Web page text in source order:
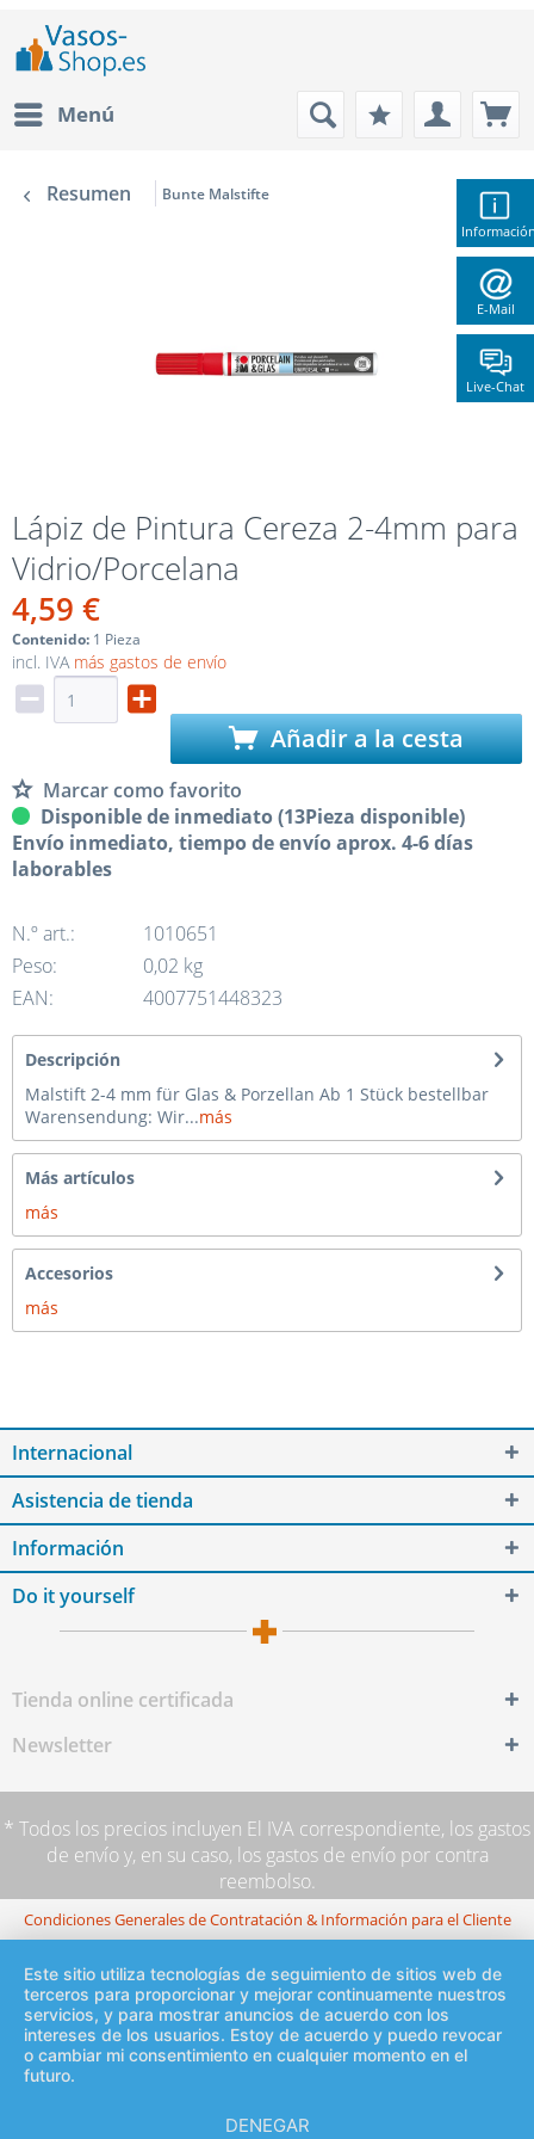
E-Mail
Live-Chat
Menú
Resumen Bunte Malstifte
Lápiz de Pintura Cereza 2-4mm para
Vidrio/Porcelana
4,59 €
Contenido: 1 Pieza
incl. IVA más gastos de envío
Añadir a la cesta
Marcar como favorito
Disponible de inmediato (13Pieza disponible)
Envío inmediato, tiempo de envío aprox. 4-6 días
laborables
N.º art.:
1010651
Peso:
0,02 kg
EAN:
4007751448323
Descripción
Malstift 2-4 mm für Glas & Porzellan Ab 1 Stück bestellbar
Warensendung: Wir...más
Más artículos
más
Accesorios
más
Internacional
Asistencia de tienda
Información
Do it yourself
Tienda online certificada
Newsletter
* Todos los precios incluyen El IVA correspondiente, los gastos
de envíoy, en su caso, los gastos de envío por contra
reembolso.
Condiciones Generales de Contratación & Información para el Cliente
Este sitio utiliza tecnologías de seguimiento de sitios web de
terceros para proporcionar y mejorar continuamente nuestros
servicios, y para mostrar anuncios de acuerdo con los
intereses de los usuarios. Estoy de acuerdo y puedo revocar
o cambiar mi consentimiento en cualquier momento en el
futuro.
DENEGAR